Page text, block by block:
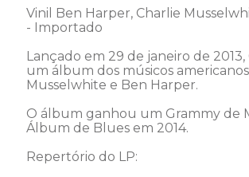
Vinil Ben Harper, Charlie
- Importado
Lançado em 29 de janeiro de 2013,
um álbum dos músicos
Musselwhite e Ben Harper.
O álbum ganhou um Grammy de
Álbum de Blues em 2014.
Repertório do LP: